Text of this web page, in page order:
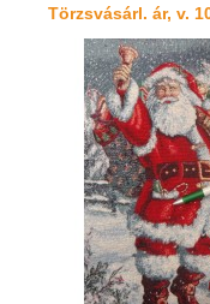
Törzsvásárl. ár, v.